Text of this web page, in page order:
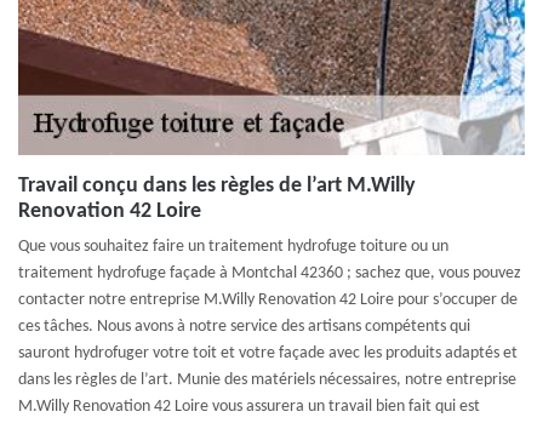
Travail conçu dans les règles de l’art M.Willy
Renovation 42 Loire
Que vous souhaitez faire un traitement hydrofuge toiture ou un
traitement hydrofuge façade à Montchal 42360 ; sachez que, vous pouvez
contacter notre entreprise M.Willy Renovation 42 Loire pour s’occuper de
ces tâches. Nous avons à notre service des artisans compétents qui
sauront hydrofuger votre toit et votre façade avec les produits adaptés et
dans les règles de l’art. Munie des matériels nécessaires, notre entreprise
M.Willy Renovation 42 Loire vous assurera un travail bien fait qui est